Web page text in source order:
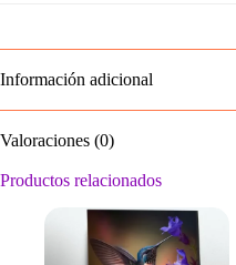
Información adicional
Valoraciones (0)
Productos relacionados